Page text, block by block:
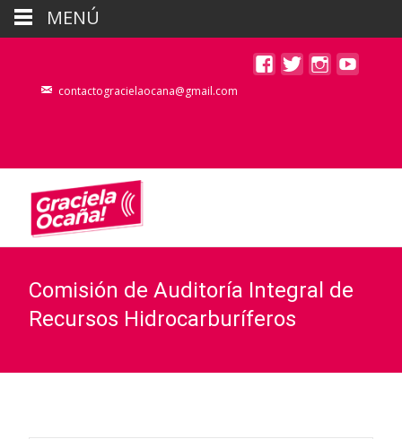
contactogracielaocana@gmail.com
Comisión de Auditoría Integral de
Recursos Hidrocarburíferos
MENÚ